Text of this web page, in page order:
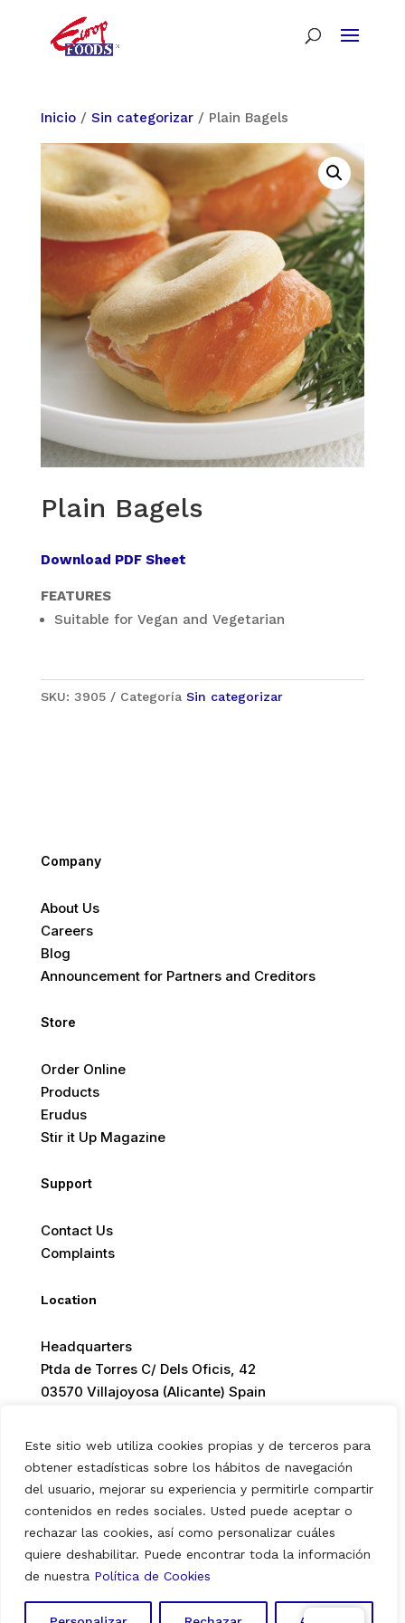
Este sitio web utiliza cookies propias y de terceros para
obtener estadísticas sobre los hábitos de navegación
del usuario, mejorar su experiencia y permitirle compartir
contenidos en redes sociales. Usted puede aceptar o
rechazar las cookies, así como personalizar cuáles
quiere deshabilitar. Puede encontrar toda la información
de nuestra Política de Cookies
Inicio/ Sin categorizar/ Plain Bagels
Plain Bagels
Download PDF Sheet
FEATURES
Suitable for Vegan and Vegetarian
SKU: 3905 Categoría Sin categorizar
Company
About Us
Careers
Blog
Announcement for Partners and Creditors
Store
Order Online
Products
Erudus
Stir it Up Magazine
Support
Contact Us
Complaints
Location
Headquarters
Ptda de Torres C/ Dels Oficis, 42
03570 Villajoyosa (Alicante) Spain
© 2026 Europ Foods. All rights reserved.
Aviso Legal|Política de Privacidad